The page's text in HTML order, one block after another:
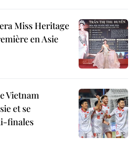
Miss Heritage
en Asie
Vietnam
et se
finales